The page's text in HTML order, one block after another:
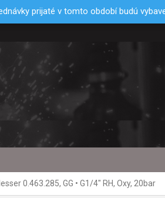
prijaté v tomto období budú
0.463.285, GG • G1/4" RH, Oxy, 20bar